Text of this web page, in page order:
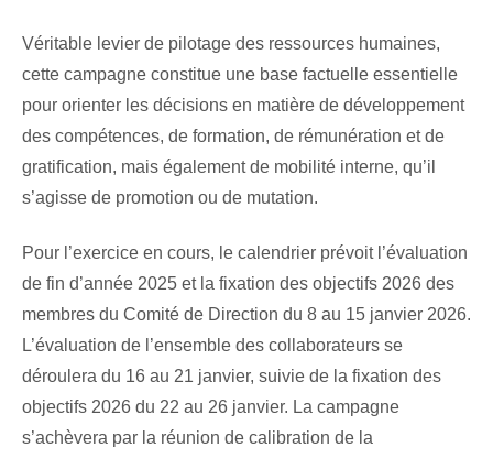
Véritable levier de pilotage des ressources humaines,
cette campagne constitue une base factuelle essentielle
pour orienter les décisions en matière de développement
des compétences, de formation, de rémunération et de
gratification, mais également de mobilité interne, qu’il
s’agisse de promotion ou de mutation.
Pour l’exercice en cours, le calendrier prévoit l’évaluation
de fin d’année 2025 et la fixation des objectifs 2026 des
membres du Comité de Direction du 8 au 15 janvier 2026.
L’évaluation de l’ensemble des collaborateurs se
déroulera du 16 au 21 janvier, suivie de la fixation des
objectifs 2026 du 22 au 26 janvier. La campagne
s’achèvera par la réunion de calibration de la